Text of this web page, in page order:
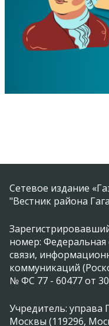
Сетевое издание
"Вестник района
номер: Федеральная
связи,
коммуникаций
№ ФС 77 - 60477 от
Учредитель: управа
Москвы (119296,